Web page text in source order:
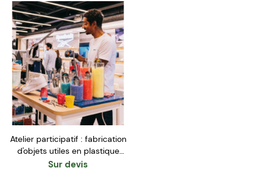
Atelier participatif : fabrication
d'objets utiles en plastique
revalorisé - Grand format
Sur devis